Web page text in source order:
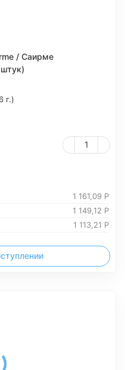
/ Саирме
г.)
1 161,09 Р
1 149,12 Р
1 113,21 Р